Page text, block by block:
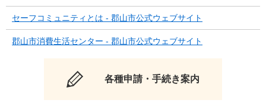
セーフコミュニティとは - 郡山市公式ウェブサイト
郡山市消費生活センター - 郡山市公式ウェブサイト
各種申請・手続き案内